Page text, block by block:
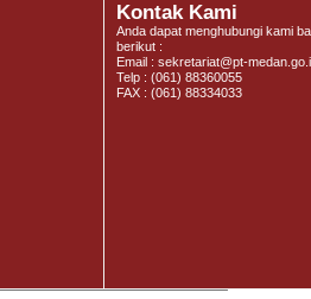
Kontak Kami
Anda dapat menghubungi kami
berikut :
Email : sekretariat@pt-
Telp : (061) 88360055
FAX : (061) 88334033